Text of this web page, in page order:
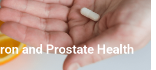
and Prostate Health